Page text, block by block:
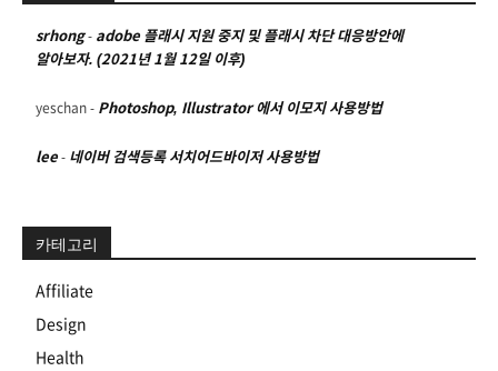
srhong- adobe 플래시 지원 중지 및 플래시 차단 대응방안에
알아보자. (2021년 1월 12일 이후)
yeschan - Photoshop, Illustrator 에서 이모지 사용방법
lee - 네이버 검색등록 서치어드바이저 사용방법
카테고리
Affiliate
Design
Health